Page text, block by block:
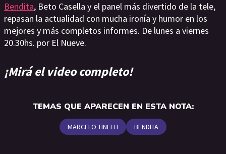
Bendita, Beto Casella y el panel más divertido de la tele,
repasan la actualidad con mucha ironía y humor en los
mejores y más completos informes. De lunes a viernes
20.30hs. por El Nueve.
¡Mirá el video completo!
TEMAS QUE APARECEN EN ESTA NOTA:
MARCELO TINELLI BENDITA